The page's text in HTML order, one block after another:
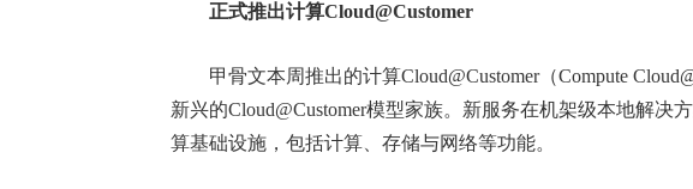
正式推出计算Cloud@Customer
甲骨文本周推出的计算Cloud@Customer（Compute
新兴的Cloud@Customer模型家族。新服务在机架级本地解决
算基础设施，包括计算、存储与网络等功能。